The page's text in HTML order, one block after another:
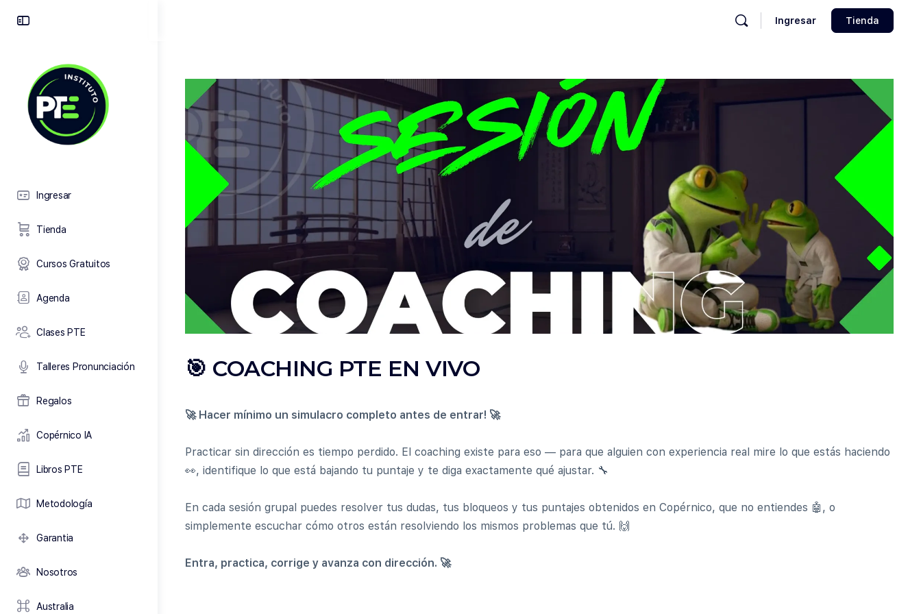
Ingresar
Tienda
Cursos Gratuitos
Agenda
Clases PTE
Talleres Pronunciación
Regalos
Copérnico IA
Libros PTE
Metodología
Garantia
Nosotros
Australia
Ingresar Tienda
🎯 COACHING PTE EN VIVO
🚀 Hacer mínimo un simulacro completo antes de entrar! 🚀
Practicar sin dirección es tiempo perdido. El coaching existe para eso — para que alguien con experiencia real mire lo que estás haciendo
👀, identifique lo que está bajando tu puntaje y te diga exactamente qué ajustar. 🔧
En cada sesión grupal puedes resolver tus dudas, tus bloqueos y tus puntajes obtenidos en Copérnico, que no entiendes 🤖, o
simplemente escuchar cómo otros están resolviendo los mismos problemas que tú. 🙌
Entra, practica, corrige y avanza con dirección. 🚀